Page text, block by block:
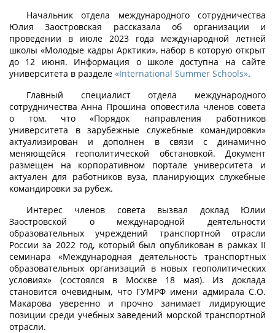
Начальник отдела международного сотрудничества
Юлия Заостровская рассказала об организации и
проведении в июле 2023 года международной летней
школы «Молодые кадры Арктики», набор в которую открыт
до 12 июня. Информация о школе доступна на сайте
университета в разделе «International Summer Schools».
Главный специалист отдела международного
сотрудничества Анна Прошина оповестила членов совета
о том, что «Порядок направления работников
университета в зарубежные служебные командировки»
актуализирован и дополнен в связи с динамично
меняющейся геополитической обстановкой. Документ
размещен на корпоративном портале университета и
актуален для работников вуза, планирующих служебные
командировки за рубеж.
Интерес членов совета вызвал доклад Юлии
Заостровской о международной деятельности
образовательных учреждений транспортной отрасли
России за 2022 год, который был опубликован в рамках II
семинара «Международная деятельность транспортных
образовательных организаций в новых геополитических
условиях» (состоялся в Москве 18 мая). Из доклада
становится очевидным, что ГУМРФ имени адмирала С.О.
Макарова уверенно и прочно занимает лидирующие
позиции среди учебных заведений морской транспортной
отрасли.